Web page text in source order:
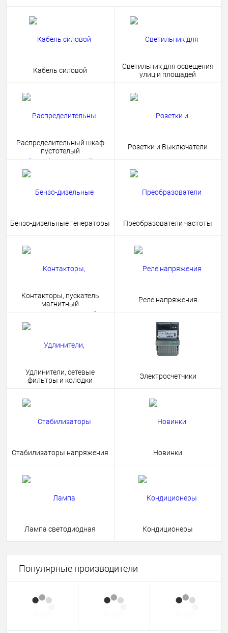
Кабель силовой
Светильник для освещения
улиц и площадей
Распределительный шкаф
пустотелый
Розетки и Выключатели
Бензо-дизельные генераторы Преобразователи частоты
Контакторы, пускатель
магнитный
Реле напряжения
Удлинители, сетевые
фильтры и колодки
Электросчетчики
Стабилизаторы напряжения Новинки
Лампа светодиодная Кондиционеры
Популярные производители